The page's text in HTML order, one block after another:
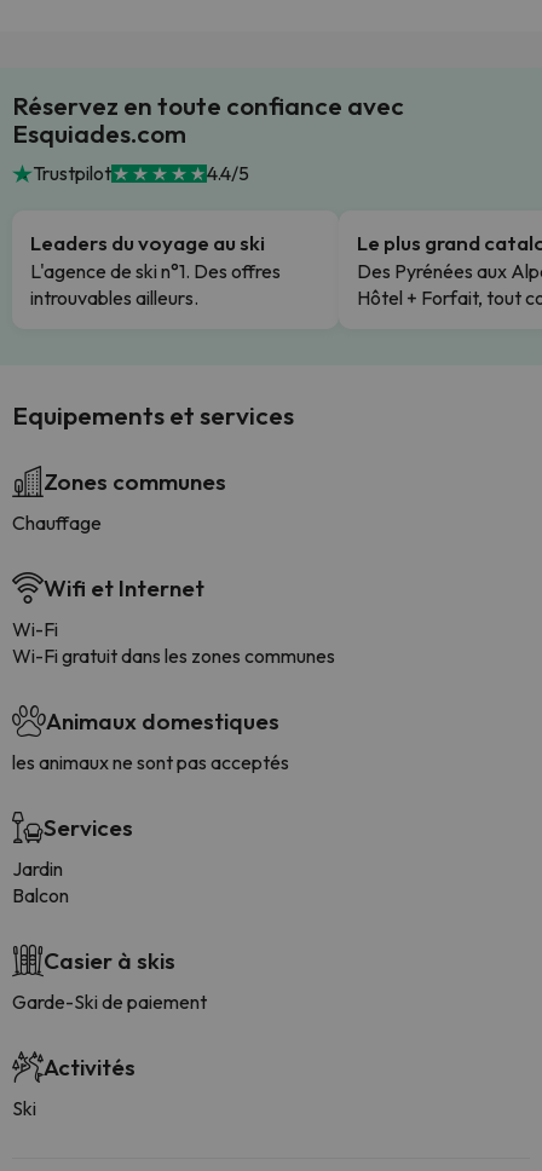
Réservez en toute confiance avec
Esquiades.com
Trustpilot 4.4/5
Leaders du voyage au ski
L'agence de ski n°1. Des offres
introuvables ailleurs.
Le plus grand
Des Pyrénées aux
Hôtel + Forfait, tout
Equipements et services
Zones communes
Chauffage
Wifi et Internet
Wi-Fi
Wi-Fi gratuit dans les zones communes
Animaux domestiques
les animaux ne sont pas acceptés
Services
Jardin
Balcon
Casier à skis
Garde-Ski de paiement
Activités
Ski